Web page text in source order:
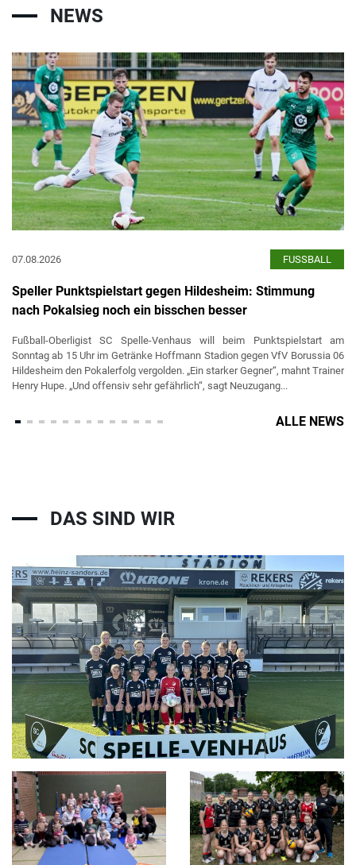
NEWS
07.08.2026 FUSSBALL
Speller Punktspielstart gegen Hildesheim: Stimmung
nach Pokalsieg noch ein bisschen besser
Fußball-Oberligist SC Spelle-Venhaus will beim Punktspielstart am
Sonntag ab 15 Uhr im Getränke Hoffmann Stadion gegen VfV Borussia 06
Hildesheim den Pokalerfolg vergolden. „Ein starker Gegner“, mahnt Trainer
Henry Hupe. „Und offensiv sehr gefährlich“, sagt Neuzugang...
ALLE NEWS
DAS SIND WIR